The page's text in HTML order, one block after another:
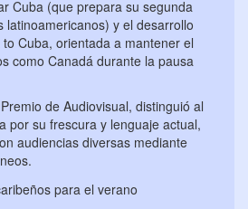
Cuba (que prepara su segunda
latinoamericanos) y el desarrollo
Cuba, orientada a mantener el
como Canadá durante la pausa
de Audiovisual, distinguió al
por su frescura y lenguaje actual,
audiencias diversas mediante
para el verano